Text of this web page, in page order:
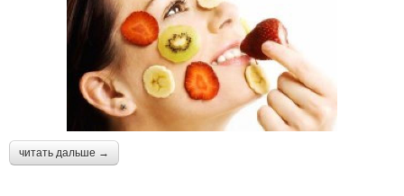
читать дальше →